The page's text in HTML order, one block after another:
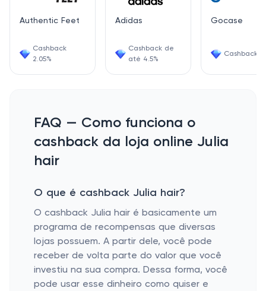
Authentic Feet
Cashback
2.05%
Adidas
Cashback de
até 4.5%
Gocase
Cashback
FAQ — Como funciona o
cashback da loja online Julia
hair
O que é cashback Julia hair?
O cashback Julia hair é basicamente um
programa de recompensas que diversas
lojas possuem. A partir dele, você pode
receber de volta parte do valor que você
investiu na sua compra. Dessa forma, você
pode usar esse dinheiro como quiser e